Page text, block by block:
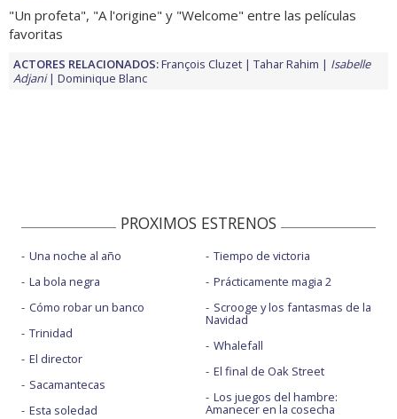
"Un profeta", "A l'origine" y "Welcome" entre las películas
favoritas
ACTORES RELACIONADOS:François Cluzet Tahar Rahim
Isabelle
Adjani
Dominique Blanc
PROXIMOS ESTRENOS
Una noche al año
La bola negra
Cómo robar un banco
Trinidad
El director
Sacamantecas
Esta soledad
Tiempo de victoria
Prácticamente magia 2
Scrooge y los fantasmas de la
Navidad
Whalefall
El final de Oak Street
Los juegos del hambre:
Amanecer en la cosecha